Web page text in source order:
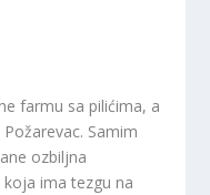
farmu sa pilićima, a
Samim
ozbiljna
ima tezgu na